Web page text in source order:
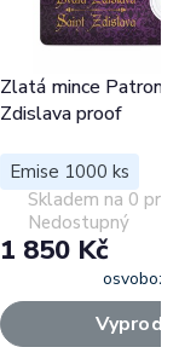
Zlatá mince Patroni
Zdislava proof
Emise 1000 ks
Skladem na 0
Nedostupný
1 850 Kč